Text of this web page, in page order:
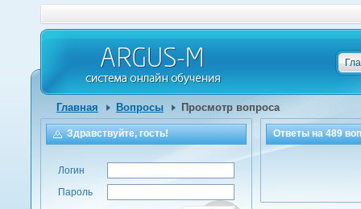
Главная Вопросы Просмотр вопроса
Ответы на489
Здравствуйте, гость!
Логин
Пароль